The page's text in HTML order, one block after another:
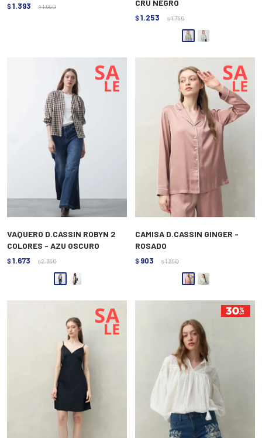
$ 1.393 $ 1.990 CRU NEGRO
$ 1.253 $ 1.790
VAQUERO D.CASSIN ROBYN 2
COLORES - AZU OSCURO
$ 1.673 $ 2.390
CAMISA D.CASSIN GINGER -
ROSADO
$ 903 $ 1.290